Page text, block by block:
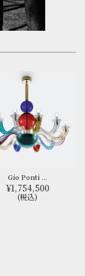
Gio Ponti ...
¥1,754,500
(税込)